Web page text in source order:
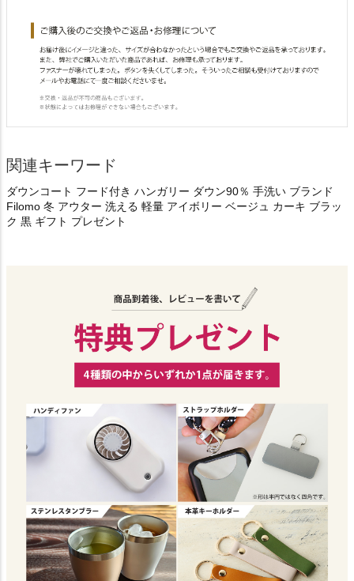
関連キーワード
ダウンコート フード付き ハンガリー ダウン90％ 手洗い ブランド
Filomo 冬 アウター 洗える 軽量 アイボリー ベージュ カーキ ブラッ
ク 黒 ギフト プレゼント